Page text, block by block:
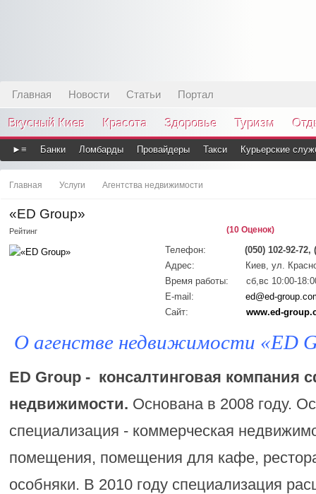
Главная Новости Статьи Портал
Вкусный Киев Красота Здоровье Туризм
►≡ Банки Ломбарды Провайдеры Такси Курьерские
Главная Услуги Агентства недвижимости
«ED Group»
Рейтинг (10 Оценок)
Телефон:
(050) 102-92-72,
Адрес:
Киев, ул.
Время работы:
сб,вс 10:00-
E-mail:
ed@ed-
Сайт:
www.ed-
О агенстве недвижимости «ED
ED Group - консалтинговая компания
недвижимости. Основана в 2008 году.
специализация - коммерческая
помещения, помещения для кафе,
особняки. В 2010 году специализация